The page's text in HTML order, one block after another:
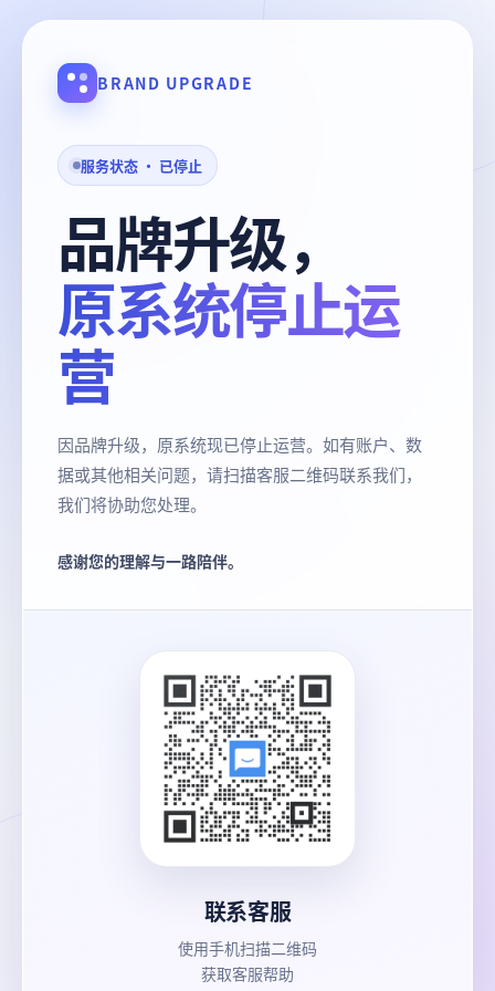
BRAND UPGRADE
服务状态 · 已停止
品牌升级，
原系统停止运
营
因品牌升级，原系统现已停止运营。如有账户、数
据或其他相关问题，请扫描客服二维码联系我们，
我们将协助您处理。
感谢您的理解与一路陪伴。
联系客服
使用手机扫描二维码
获取客服帮助